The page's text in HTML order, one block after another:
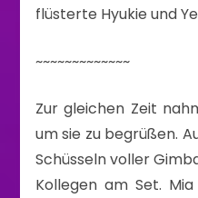
flüsterte Hyukie und
~~~~~~~~~~~~~
Zur gleichen Zeit
um sie zu begrüßen.
Schüsseln voller
Kollegen am Set.